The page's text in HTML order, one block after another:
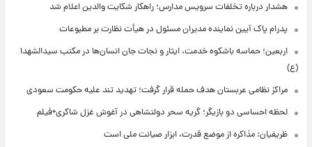
هشدار درباره تخلفات سرویس مدارس؛ راهکار شکایت والدین اعلام شد
پدرام پاک آیین نماینده مدیران مسئول در هیأت نظارت بر مطبوعات
اربعین؛ حماسه باشکوه خدمت، ایثار و نجات جان انسان‌ها در مکتب سیدالشهدا
(ع)
مراکز نظامی عربستان هدف حمله قرار گرفت؛ تهدید تند علیه حکومت سعودی
لحظه احساسی دو بازیگر؛ گریه سحر دولتشاهی در آغوش غزل شاکری+فیلم
ظریفیان: مذاکره از موضع قدرت، ابزار صیانت ملی است